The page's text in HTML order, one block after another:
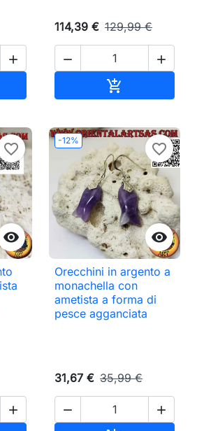

114,39 € 129,99 €
 


favorite_border

-12%

favorite_border
Orecchini in argento a
monachella con
ametista a forma di
pesce agganciata
31,67 € 35,99 €
 